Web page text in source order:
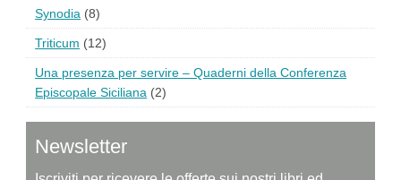
Synodia (8)
Triticum (12)
Una presenza per servire – Quaderni della Conferenza
Episcopale Siciliana (2)
Newsletter